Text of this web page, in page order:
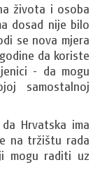
života i osoba
dosad nije bilo
se nova mjera
da koriste
- da mogu
samostalnoj
Hrvatska ima
na tržištu rada
mogu raditi uz